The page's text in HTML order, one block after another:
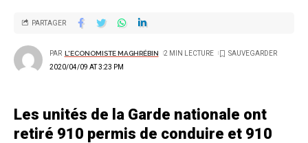
2020/04/09 AT 3:23 PM
PAR L'ECONOMISTE MAGHRÉBIN 2 MIN LECTURE
PARTAGER
Les unités de la Garde nationale ont
retiré 910 permis de conduire et 910